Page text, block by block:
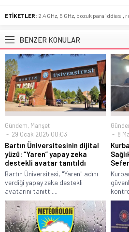
ETİKETLER: 2.4 GHz, 5 GHz, bozuk para iddiası,
BENZER KONULAR
Gündem, Manşet
29 Ocak 2025 00:03
Bartın Üniversitesinin dijital
yüzü: “Yaren” yapay zeka
destekli avatar tanıtıldı
Bartın Üniversitesi, "Yaren" adını
verdiği yapay zeka destekli
avatarını tanıttı....
8